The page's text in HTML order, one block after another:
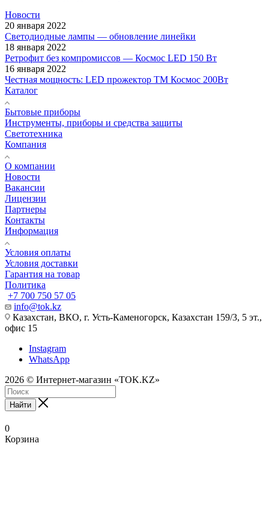
Новости
20 января 2022
Светодиодные лампы — обновление линейки
18 января 2022
Ретрофит без компромиссов — Космос LED 150 Вт
16 января 2022
Честная мощность: LED прожектор ТМ Космос 200Вт
Каталог
Бытовые приборы
Инструменты, приборы и средства защиты
Светотехника
Компания
О компании
Новости
Вакансии
Лицензии
Партнеры
Контакты
Информация
Условия оплаты
Условия доставки
Гарантия на товар
Политика
+7 700 750 57 05
info@tok.kz
Казахстан, ВКО, г. Усть-Каменогорск, Казахстан 159/3, 5 эт.,
офис 15
Instagram
WhatsApp
2026 © Интернет-магазин «TOK.KZ»
Найти
0
Корзина